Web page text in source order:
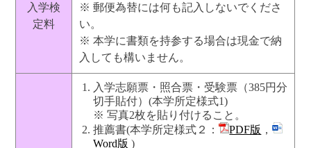
入学検
定料
※ 郵便為替には何も記入しないでくださ
い。
※ 本学に書類を持参する場合は現金で納
入しても構いません。
入学志願票・照合票・受験票（385円分
切手貼付）(本学所定様式1)
※ 写真2枚を貼り付けること。
推薦書(本学所定様式２：
PDF版 ，
Word版 )